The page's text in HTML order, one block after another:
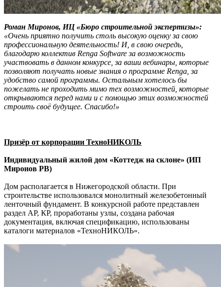
Роман Миронов, ИЦ «Бюро строительной экспертизы»:
«Очень приятно получить столь высокую оценку за свою
профессиональную деятельность! И, в свою очередь,
благодарю коллектив Renga Software за возможность
участвовать в данном конкурсе, за ваши вебинары, которые
позволяют получать новые знания о программе Renga, за
удобство самой программы. Остальным хотелось бы
пожелать не проходить мимо тех возможностей, которые
открываются перед нами и с помощью этих возможностей
строить своё будущее. Спасибо!»
Призёр от корпорации ТехноНИКОЛЬ
Индивидуальный жилой дом «Коттедж на склоне» (ИП
Миронов РВ)
Дом располагается в Нижегородской области. При
строительстве использовался монолитный железобетонный
ленточный фундамент. В конкурсной работе представлен
раздел АР, КР, проработаны узлы, создана рабочая
документация, включая спецификацию, использованы
каталоги материалов «ТехноНИКОЛЬ».